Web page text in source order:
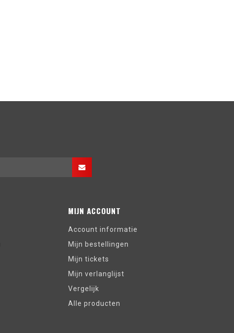
MIJN ACCOUNT
Account informatie
Mijn bestellingen
Mijn tickets
Mijn verlanglijst
Vergelijk
Alle producten